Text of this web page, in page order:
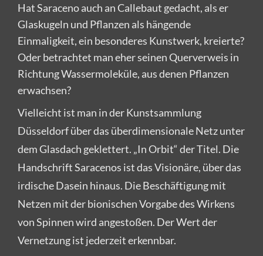
Hat Saraceno auch an Callebaut gedacht, als er
Glaskugeln und Pflanzen als hängende
Einmaligkeit, ein besonderes Kunstwerk, kreierte?
Oder betrachtet man eher seinen Querverweis in
Richtung Wassermoleküle, aus denen Pflanzen
erwachsen?
Vielleicht ist man in der Kunstsammlung
Düsseldorf über das überdimensionale Netz unter
dem Glasdach geklettert. „In Orbit“ der Titel. Die
Handschrift Saracenos ist das Visionäre, über das
irdische Dasein hinaus. Die Beschäftigung mit
Netzen mit der bionischen Vorgabe des Wirkens
von Spinnen wird angestoßen. Der Wert der
Vernetzung ist jederzeit erkennbar.